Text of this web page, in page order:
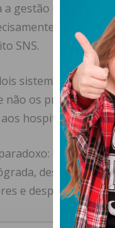
gestão dos
por
SNS.
sistemas
os protege.
hospitais
o partido
destrói o
e desprotegidos,